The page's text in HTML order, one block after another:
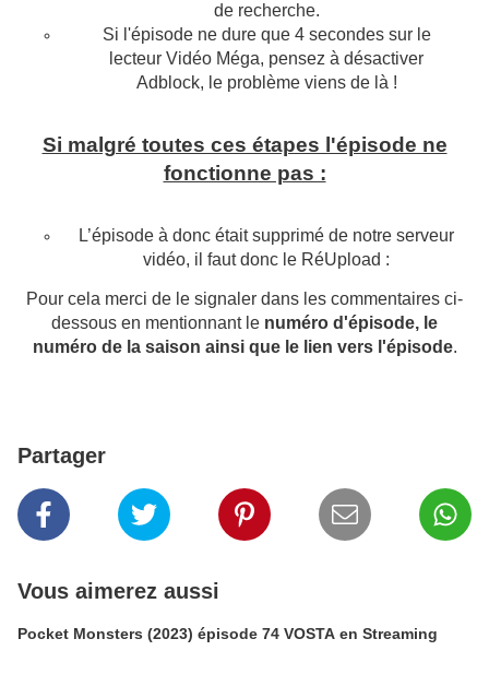
de recherche.
Si l'épisode ne dure que 4 secondes sur le
lecteur Vidéo Méga, pensez à désactiver
Adblock, le problème viens de là !
Si malgré toutes ces étapes l'épisode ne
fonctionne pas :
L’épisode à donc était supprimé de notre serveur
vidéo, il faut donc le RéUpload :
Pour cela merci de le signaler dans les commentaires ci-
dessous en mentionnant le numéro d'épisode, le
numéro de la saison ainsi que le lien vers l'épisode.
Partager
Vous aimerez aussi
Pocket Monsters (2023) épisode 74 VOSTA en Streaming